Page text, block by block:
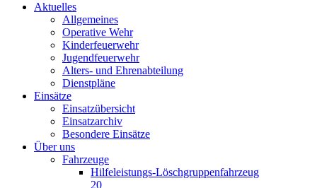
Aktuelles
Allgemeines
Operative Wehr
Kinderfeuerwehr
Jugendfeuerwehr
Alters- und Ehrenabteilung
Dienstpläne
Einsätze
Einsatzübersicht
Einsatzarchiv
Besondere Einsätze
Über uns
Fahrzeuge
Hilfeleistungs-Löschgruppenfahrzeug
20